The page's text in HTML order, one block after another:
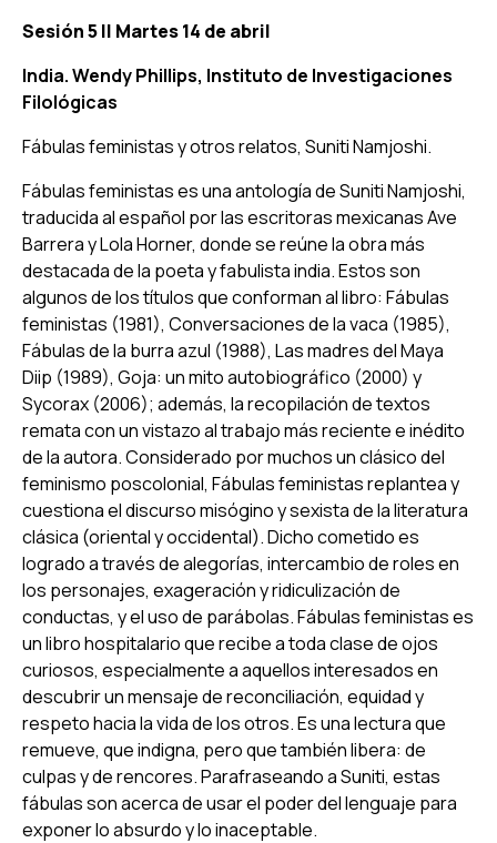
Sesión 5 || Martes 14 de abril
India. Wendy Phillips, Instituto de Investigaciones
Filológicas
Fábulas feministas y otros relatos, Suniti Namjoshi.
Fábulas feministas es una antología de Suniti Namjoshi,
traducida al español por las escritoras mexicanas Ave
Barrera y Lola Horner, donde se reúne la obra más
destacada de la poeta y fabulista india. Estos son
algunos de los títulos que conforman al libro: Fábulas
feministas (1981), Conversaciones de la vaca (1985),
Fábulas de la burra azul (1988), Las madres del Maya
Diip (1989), Goja: un mito autobiográfico (2000) y
Sycorax (2006); además, la recopilación de textos
remata con un vistazo al trabajo más reciente e inédito
de la autora. Considerado por muchos un clásico del
feminismo poscolonial, Fábulas feministas replantea y
cuestiona el discurso misógino y sexista de la literatura
clásica (oriental y occidental). Dicho cometido es
logrado a través de alegorías, intercambio de roles en
los personajes, exageración y ridiculización de
conductas, y el uso de parábolas. Fábulas feministas es
un libro hospitalario que recibe a toda clase de ojos
curiosos, especialmente a aquellos interesados en
descubrir un mensaje de reconciliación, equidad y
respeto hacia la vida de los otros. Es una lectura que
remueve, que indigna, pero que también libera: de
culpas y de rencores. Parafraseando a Suniti, estas
fábulas son acerca de usar el poder del lenguaje para
exponer lo absurdo y lo inaceptable.